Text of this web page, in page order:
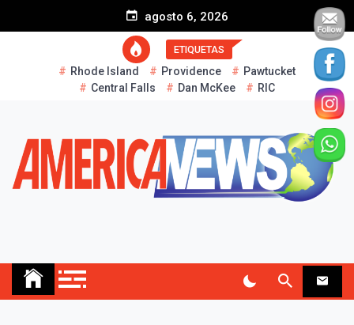
agosto 6, 2026
ETIQUETAS
Rhode Island Providence
Pawtucket
Central Falls
Dan McKee RIC